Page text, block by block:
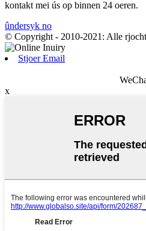
kontakt mei ús op binnen 24 oeren.
ûndersyk no
© Copyright - 2010-2021: Alle
Stjoer Email
x